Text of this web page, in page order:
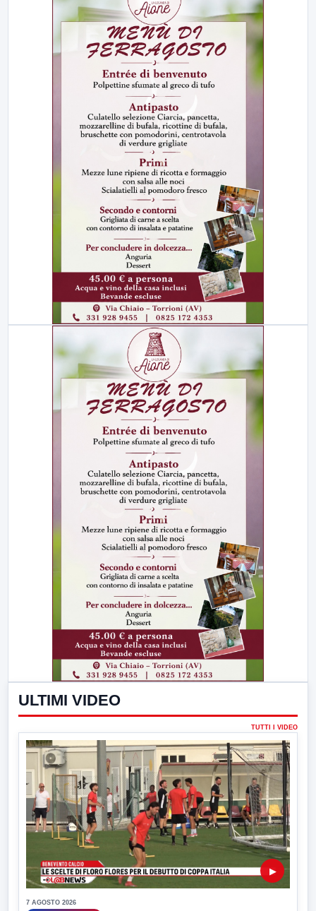
ULTIMI VIDEO
TUTTI I VIDEO
▶
7 AGOSTO 2026